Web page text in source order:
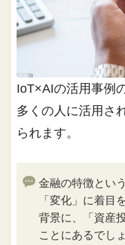
IoT×AIの活用事例
多くの人に活用さ
られます。
金融の特徴とい
「変化」に着目
背景に、「資産
ことにあるでし